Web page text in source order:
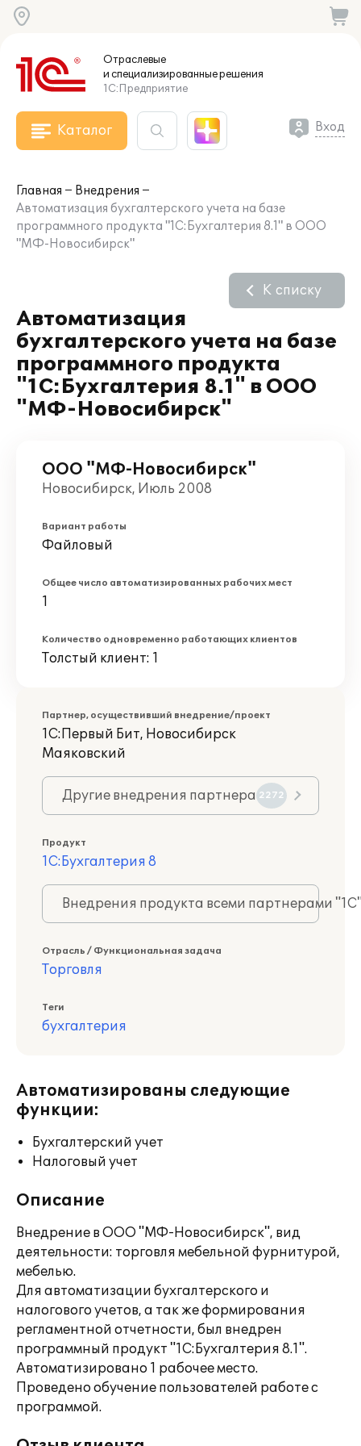
Отраслевые
и специализированныерешения
1С:Предприятие
Каталог Вход
Главная
Внедрения
Автоматизация бухгалтерского учета на базе
программного продукта "1С:Бухгалтерия 8.1" в ООО
"МФ-Новосибирск"
Автоматизация
бухгалтерского учета на базе
программного продукта
"1С:Бухгалтерия 8.1" в ООО
"МФ-Новосибирск"
К списку
ООО "МФ-Новосибирск"
Новосибирск, Июль 2008
Вариант работы
Файловый
Общее число автоматизированных рабочих мест
1
Количество одновременно работающих клиентов
Толстый клиент: 1
Партнер, осуществивший внедрение/проект
1С:Первый Бит, Новосибирск
Маяковский
Другие внедрения партнера 2272
Продукт
1С:Бухгалтерия 8
Внедрения продукта всеми партнерами
Отрасль / Функциональная задача
Торговля
Теги
бухгалтерия
Автоматизированы следующие
функции:
Бухгалтерский учет
Налоговый учет
Описание
Внедрение в ООО "МФ-Новосибирск", вид
деятельности: торговля мебельной фурнитурой,
мебелью.
Для автоматизации бухгалтерского и
налогового учетов, а так же формирования
регламентной отчетности, был внедрен
программный продукт "1С:Бухгалтерия 8.1".
Автоматизировано 1 рабочее место.
Проведено обучение пользователей работе с
программой.